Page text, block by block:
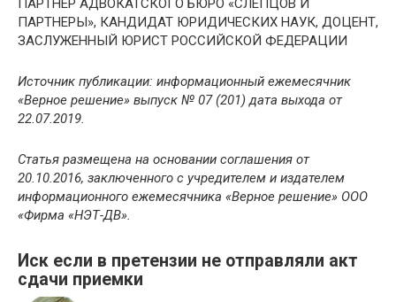
ПАРТНЕР АДВОКАТСКОГО БЮРО «СЛЕПЦОВ И
ПАРТНЕРЫ», КАНДИДАТ ЮРИДИЧЕСКИХ НАУК, ДОЦЕНТ,
ЗАСЛУЖЕННЫЙ ЮРИСТ РОССИЙСКОЙ ФЕДЕРАЦИИ
Источник публикации: информационный ежемесячник
«Верное решение» выпуск № 07 (201) дата выхода от
22.07.2019.
Статья размещена на основании соглашения от
20.10.2016, заключенного с учредителем и издателем
информационного ежемесячника «Верное решение» ООО
«Фирма «НЭТ-ДВ».
Иск если в претензии не отправляли акт
сдачи приемки